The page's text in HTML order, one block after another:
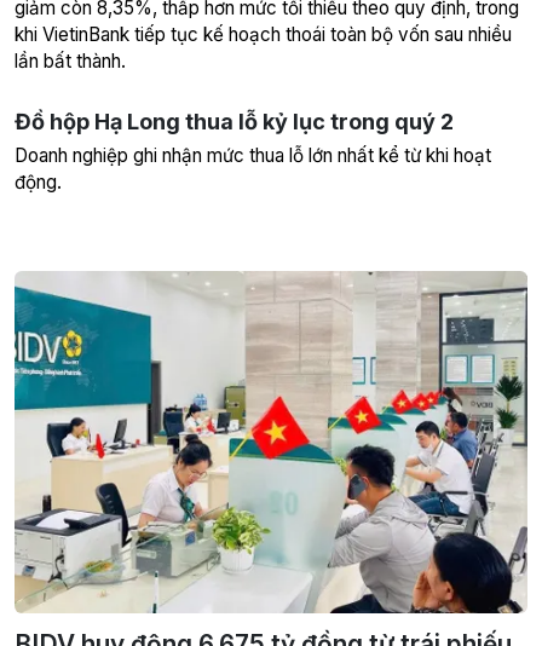
giảm còn 8,35%, thấp hơn mức tối thiểu theo quy định, trong
khi VietinBank tiếp tục kế hoạch thoái toàn bộ vốn sau nhiều
lần bất thành.
Đồ hộp Hạ Long thua lỗ kỷ lục trong quý 2
Doanh nghiệp ghi nhận mức thua lỗ lớn nhất kể từ khi hoạt
động.